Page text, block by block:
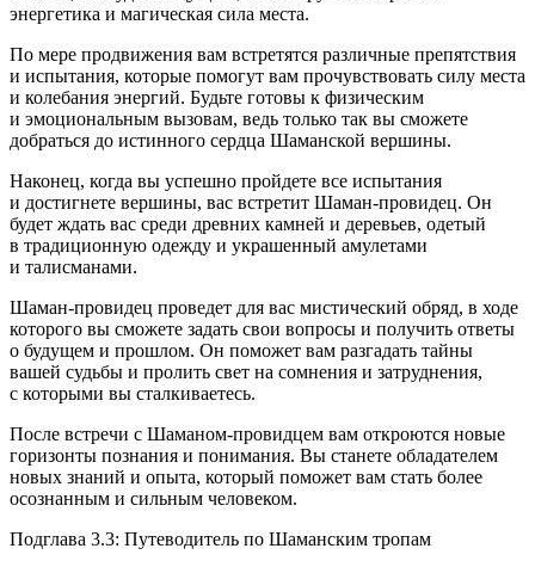
энергетика и магическая сила места.
По мере продвижения вам встретятся различные препятствия
и испытания, которые помогут вам прочувствовать силу места
и колебания энергий. Будьте готовы к физическим
и эмоциональным вызовам, ведь только так вы сможете
добраться до истинного сердца Шаманской вершины.
Наконец, когда вы успешно пройдете все испытания
и достигнете вершины, вас встретит Шаман-провидец. Он
будет ждать вас среди древних камней и деревьев, одетый
в традиционную одежду и украшенный амулетами
и талисманами.
Шаман-провидец проведет для вас мистический обряд, в ходе
которого вы сможете задать свои вопросы и получить ответы
о будущем и прошлом. Он поможет вам разгадать тайны
вашей судьбы и пролить свет на сомнения и затруднения,
с которыми вы сталкиваетесь.
После встречи с Шаманом-провидцем вам откроются новые
горизонты познания и понимания. Вы станете обладателем
новых знаний и опыта, который поможет вам стать более
осознанным и сильным человеком.
Подглава 3.3: Путеводитель по Шаманским тропам